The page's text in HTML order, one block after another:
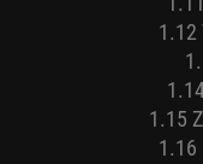
1.12
1.15
1.16